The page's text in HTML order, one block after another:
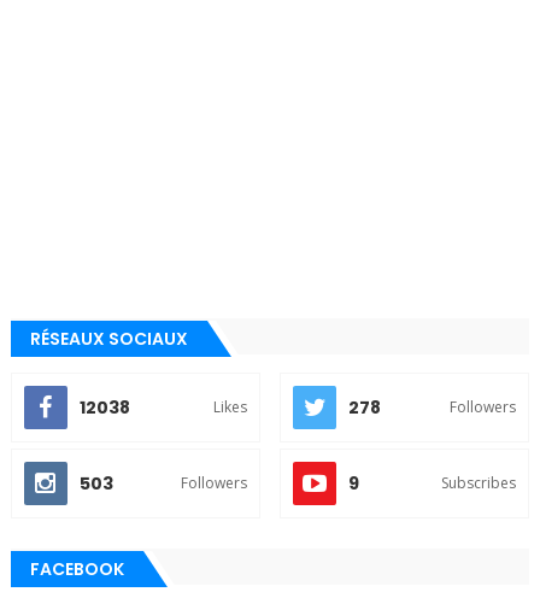
RÉSEAUX SOCIAUX
12038 Likes 278 Followers
503 Followers 9 Subscribes
FACEBOOK